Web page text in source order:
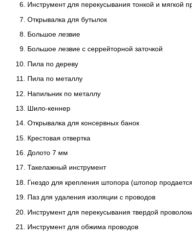
Инструмент для перекусывания тонкой и мягкой
Открывалка для бутылок
Большое лезвие
Большое лезвие с серрейторной заточкой
Пила по дереву
Пила по металлу
Напильник по металлу
Шило-кеннер
Открывалка для консервных банок
Крестовая отвертка
Долото 7 мм
Такелажный инструмент
Гнездо для крепления штопора (штопор
Паз для удаления изоляции с проводов
Инструмент для перекусывания твердой
Инструмент для обжима проводов